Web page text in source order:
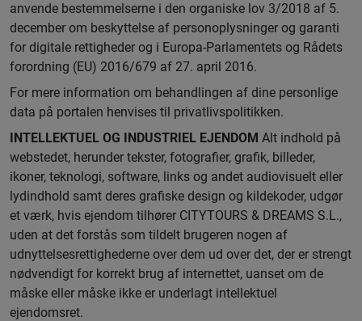
anvende bestemmelserne i den organiske lov 3/2018 af 5.
december om beskyttelse af personoplysninger og garanti
for digitale rettigheder og i Europa-Parlamentets og Rådets
forordning (EU) 2016/679 af 27. april 2016.
For mere information om behandlingen af dine personlige
data på portalen henvises til privatlivspolitikken.
INTELLEKTUEL OG INDUSTRIEL EJENDOM Alt indhold på
webstedet, herunder tekster, fotografier, grafik, billeder,
ikoner, teknologi, software, links og andet audiovisuelt eller
lydindhold samt deres grafiske design og kildekoder, udgør
et værk, hvis ejendom tilhører CITYTOURS & DREAMS S.L.,
uden at det forstås som tildelt brugeren nogen af
udnyttelsesrettighederne over dem ud over det, der er strengt
nødvendigt for korrekt brug af internettet, uanset om de
måske eller måske ikke er underlagt intellektuel
ejendomsret.